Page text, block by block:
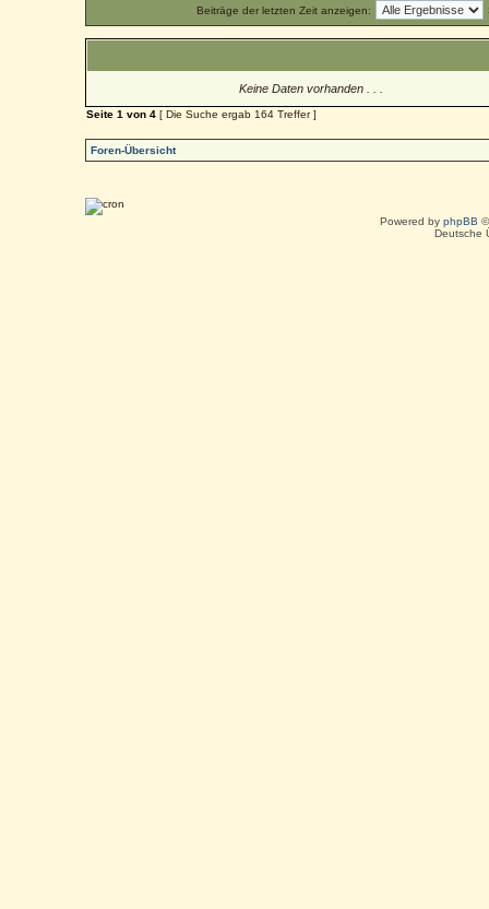
Beiträge der letzten Zeit anzeigen:
Keine Daten vorhanden . . .
Seite1 von4 [ Die Suche ergab 164 Treffer ]
Foren-Übersicht
Powered by phpBB
Deutsche